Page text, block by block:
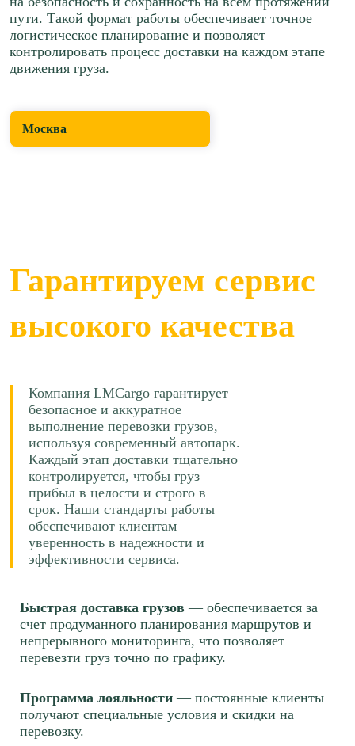
пути. Такой формат работы обеспечивает точное
логистическое планирование и позволяет
контролировать процесс доставки на каждом этапе
движения груза.
Москва
Гарантируем сервис
высокого качества
Компания LMCargo гарантирует
безопасное и аккуратное
выполнение перевозки грузов,
используя современный автопарк.
Каждый этап доставки тщательно
контролируется, чтобы груз
прибыл в целости и строго в
срок. Наши стандарты работы
обеспечивают клиентам
уверенность в надежности и
эффективности сервиса.
Быстрая доставка грузов — обеспечивается за
счет продуманного планирования маршрутов и
непрерывного мониторинга, что позволяет
перевезти груз точно по графику.
Программа лояльности — постоянные клиенты
получают специальные условия и скидки на
перевозку.